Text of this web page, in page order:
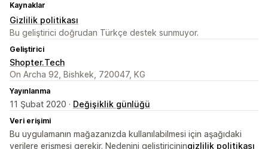
Kaynaklar
Gizlilik politikası
Bu geliştirici doğrudan Türkçe destek sunmuyor.
Geliştirici
Shopter.Tech
On Archa 92, Bishkek, 720047, KG
Yayınlanma
11 Şubat 2020 · Değişiklik günlüğü
Veri erişimi
Bu uygulamanın mağazanızda kullanılabilmesi için aşağıdaki
verilere erişmesi gerekir. Nedenini geliştiriciningizlilik politikası